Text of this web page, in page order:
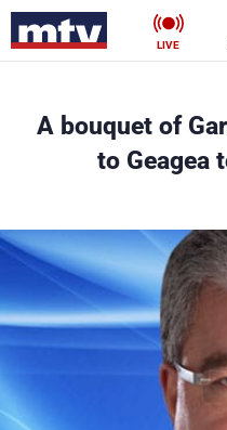
LIVE
A bouquet of
to Geagea
رياضة